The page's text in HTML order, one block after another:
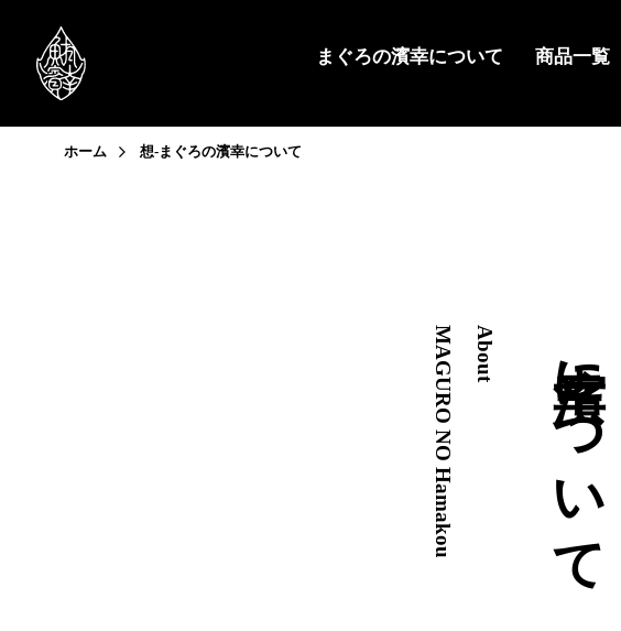
まぐろの濱幸について 商品一覧
ホーム 想-まぐろの濱幸について
濱幸について
About
MAGURO NO Hamakou